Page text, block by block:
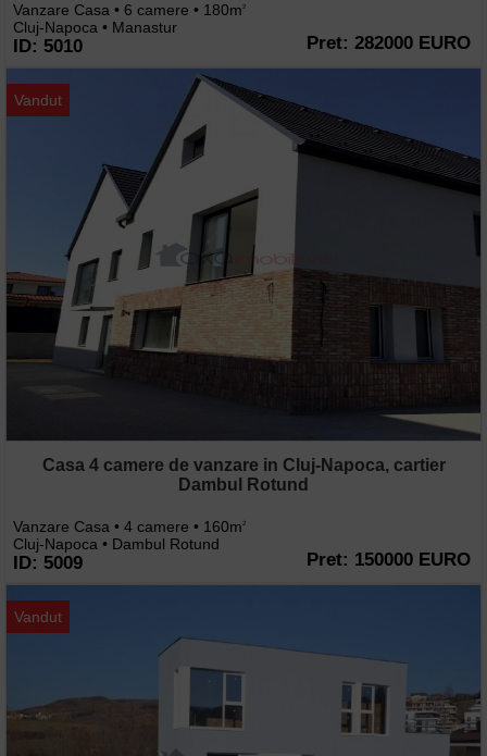
Vanzare Casa • 6 camere • 180m2
Cluj-Napoca • Manastur
ID: 5010 Pret: 282000 EURO
Vandut
Casa 4 camere de vanzare in Cluj-Napoca, cartier
Dambul Rotund
Vanzare Casa • 4 camere • 160m2
Cluj-Napoca • Dambul Rotund
ID: 5009 Pret: 150000 EURO
Vandut